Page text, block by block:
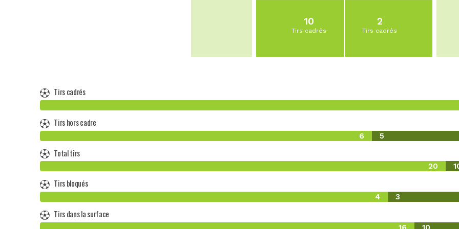
10
Tirs cadrés
2
Tirs cadrés
Tirs cadrés
Tirs hors cadre
6 5
Total tirs
20
Tirs bloqués
4 3
Tirs dans la surface